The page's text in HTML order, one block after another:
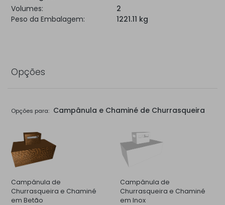
Volumes:
2
Peso da Embalagem:
1221.11 kg
Opções
Opções para: Campânula e Chaminé de Churrasqueira
Campânula de
Churrasqueira e Chaminé
em Betão
Campânula de
Churrasqueira e Chaminé
em Inox